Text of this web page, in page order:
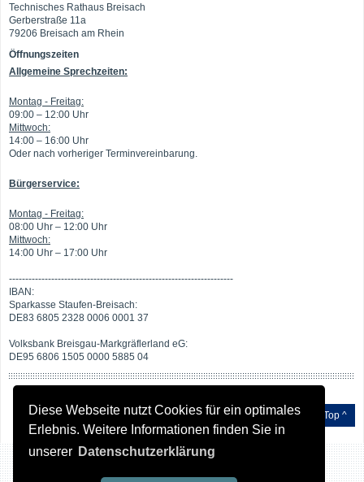
Diese Webseite nutzt Cookies für ein optimales
Erlebnis. Weitere Informationen finden Sie in
unserer Datenschutzerklärung
Technisches Rathaus Breisach
Gerberstraße 11a
79206 Breisach am Rhein
Öffnungszeiten
Allgemeine Sprechzeiten:
Montag - Freitag:
09:00 – 12:00 Uhr
Mittwoch:
14:00 – 16:00 Uhr
Oder nach vorheriger Terminvereinbarung.
Bürgerservice:
Montag - Freitag:
08:00 Uhr – 12:00 Uhr
Mittwoch:
14:00 Uhr – 17:00 Uhr
---------------------------------------------------------------------
IBAN:
Sparkasse Staufen-Breisach:
DE83 6805 2328 0006 0001 37
Volksbank Breisgau-Markgräflerland eG:
DE95 6806 1505 0000 5885 04
Top ^